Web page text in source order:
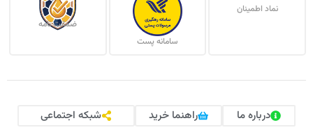
نماد اطمینان
سامانه پست
ضمانت نامه
درباره ما راهنما خرید شبکه اجتماعی